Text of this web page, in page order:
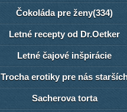
Čokoláda pre ženy(334)
Letné recepty od Dr.Oetker
Letné čajové inšpirácie
Trocha erotiky pre nás
Sacherova torta